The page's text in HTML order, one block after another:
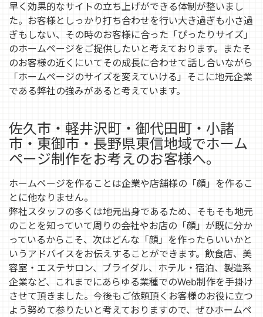
早く効果的なサイトの立ち上げができる体制が整いまし
た。お客様としっかり打ち合わせを行い大き過ぎも小さ過
ぎもしない、その時のお客様に合った「ぴったりサイズ」
のホームページをご提供したいと考えております。またそ
のお客様の近くにいてその成⾧に合わせて話し合いながら
「ホームページのサイズを変えていける」そこに地元企業
である弊社の強みがあると考えています。
佐久市・軽井沢町・御代田町・小諸
市・東御市・長野県東信地域でホーム
ページ制作をお考えのお客様へ。
ホームページを作ることは企業や店舗様の「顔」を作るこ
とに他なりません。
弊社スタッフの多くは地元出身であるため、そもそも地元
のことを知っていて周りの会社やお店の「顔」が既に分か
っているからこそ、次はどんな「顔」を作ったらいいかと
いうアドバイスをお伝えすることができます。飲食店、美
容室・エステサロン、ブライダル、ホテル・宿泊、製造系
企業など、これまでにあらゆる業種でのWeb制作を手掛け
させて頂きました。今後もご依頼頂くお客様のお役に立つ
よう努めて参りたいと考えておりますので、ぜひホームペ